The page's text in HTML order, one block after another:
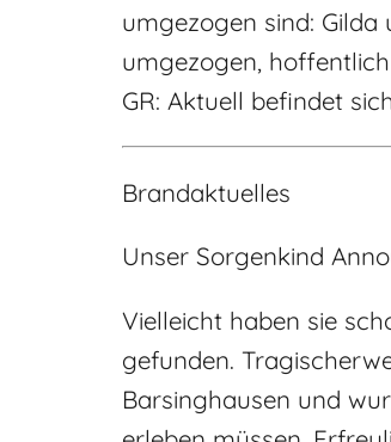
umgezogen sind:
umgezogen,
GR: Aktuell befindet
Brandaktuelles
Unser Sorgenkind
Vielleicht haben sie
gefunden.
Barsinghausen und